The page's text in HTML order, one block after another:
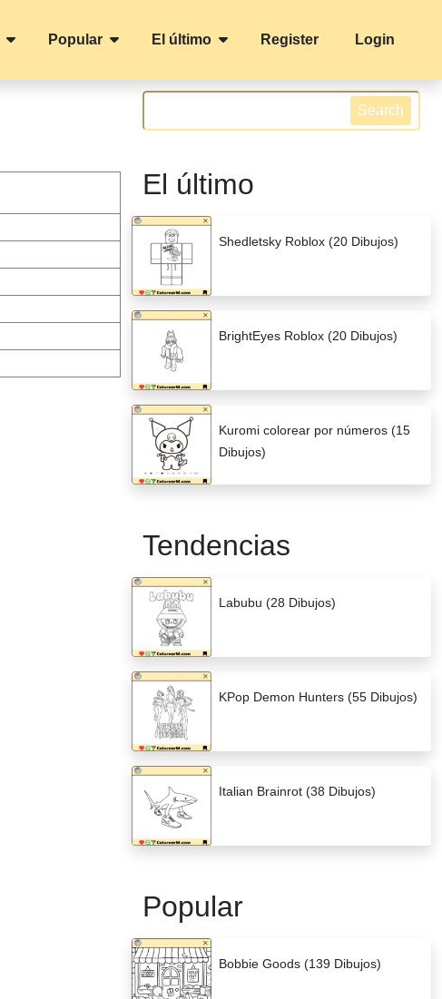
Popular El último Register Login
Search
El último
Shedletsky Roblox (20 Dibujos)
BrightEyes Roblox (20 Dibujos)
Kuromi colorear por números (15
Dibujos)
Tendencias
Labubu (28 Dibujos)
KPop Demon Hunters (55 Dibujos)
Italian Brainrot (38 Dibujos)
Popular
Bobbie Goods (139 Dibujos)